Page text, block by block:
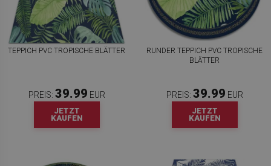
TEPPICH PVC TROPISCHE BLÄTTER
PREIS: 39.99 EUR
JETZT
KAUFEN
RUNDER TEPPICH PVC TROPISCHE
BLÄTTER
PREIS: 39.99 EUR
JETZT
KAUFEN